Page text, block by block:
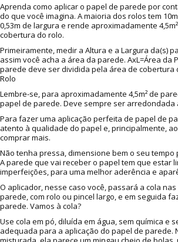
Aprenda como aplicar o papel de parede por
do que você imagina. A maioria dos rolos tem
0,53m de largura e rende aproximadamente
cobertura do rolo.
Primeiramente, medir a Altura e a Largura da(s)
assim você acha a área da parede. AxL=Área da
parede deve ser dividida pela área de cobertura
Rolo
Lembre-se, para aproximadamente 4,5m² de
papel de parede. Deve sempre ser arredondada
Para fazer uma aplicação perfeita de papel de
atento à qualidade do papel e, principalmente,
comprar mais.
Não tenha pressa, dimensione bem o seu
A parede que vai receber o papel tem que estar
imperfeições, para uma melhor aderência e
O aplicador, nesse caso você, passará a cola
parede, com rolo ou pincel largo, e em seguida
parede. Vamos à cola?
Use cola em pó, diluída em água, sem química e
adequada para a aplicação do papel de parede.